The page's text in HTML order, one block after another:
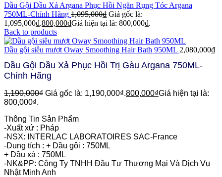
Dầu Gội Dầu Xả Argana Phục Hồi Ngăn Rụng Tóc Argana
750ML-Chính Hãng 1,095,000₫ Giá gốc là:
1,095,000₫.800,000₫Giá hiện tại là: 800,000₫.
Back to products
Dầu gội siêu mượt Oway Smoothing Hair Bath 950ML 2,080,000₫
Dầu Gội Dầu Xả Phục Hồi Trị Gàu Argana 750ML-
Chính Hãng
1,190,000₫ Giá gốc là: 1,190,000₫.800,000₫Giá hiện tại là:
800,000₫.
Thông Tin Sản Phẩm
-Xuất xứ : Pháp
-NSX: INTERLAC LABORATOIRES SAC-France
-Dung tích : + Dầu gội : 750ML
+ Dầu xả : 750ML
-NK&PP: Công Ty TNHH Đầu Tư Thương Mại Và Dịch Vụ
Nhật Minh Anh